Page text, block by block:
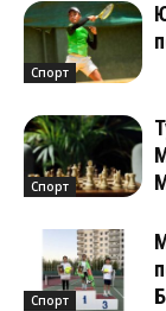
Спорт
Спорт
Спорт